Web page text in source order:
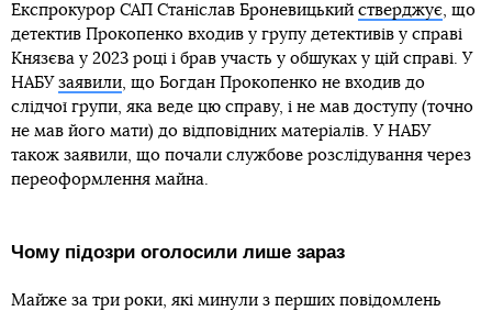
Експрокурор САП Станіслав Броневицький стверджує , що
детектив Прокопенко входив у групу детективів у справі
Князєва у 2023 році і брав участь у обшуках у цій справі. У
НАБУ заявили , що Богдан Прокопенко не входив до
слідчої групи, яка веде цю справу, і не мав доступу (точно
не мав його мати) до відповідних матеріалів. У НАБУ
також заявили, що почали службове розслідування через
переоформлення майна.
Чому підозри оголосили лише зараз
Майже за три роки, які минули з перших повідомлень